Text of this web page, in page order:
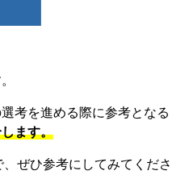
考を進める際に参考となる
ます。
ぜひ参考にしてみてくださ